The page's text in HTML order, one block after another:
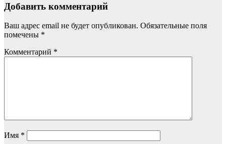
Добавить комментарий
Ваш адрес email не будет опубликован. Обязательные поля
помечены *
Комментарий *
Имя *